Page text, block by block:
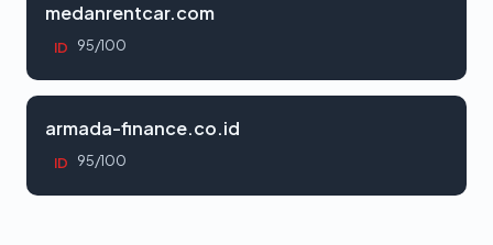
medanrentcar.com
ID 95/100
armada-finance.co.id
ID 95/100